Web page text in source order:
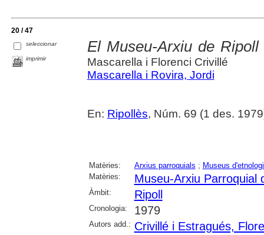
20 / 47
seleccionar
imprimir
El Museu-Arxiu de
Mascarella i Florenci Crivillé
Mascarella i Rovira, Jordi
En: Ripollès, Núm. 69 (1 des.
Matèries: Arxius parroquials ; Museus
Matèries:
Museu-Arxiu Parroquial
Àmbit: Ripoll
Cronologia: 1979
Autors add.: Crivillé i Estragués,